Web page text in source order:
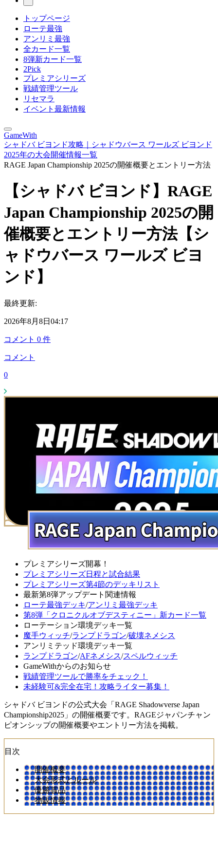
トップページ
ローテ最強
アンリミ最強
全カード一覧
8弾新カード一覧
2Pick
プレミアシリーズ
戦績管理ツール
リセマラ
イベント最新情報
GameWith
シャドバ ビヨンド攻略｜シャドウバース ワールズ ビヨンド
2025年の大会開催情報一覧
RAGE Japan Championship 2025の開催概要とエントリー方法
【シャドバ ビヨンド】RAGE
Japan Championship 2025の開
催概要とエントリー方法【シ
ャドウバース ワールズ ビヨ
ンド】
最終更新:
2026年8月8日04:17
コメント 0 件
コメント
0
プレミアシリーズ開幕！
プレミアシリーズ日程と試合結果
プレミアシリーズ第4節のデッキリスト
最新第8弾アップデート関連情報
ローテ最強デッキ/アンリミ最強デッキ
第8弾「クロニクルオブデスティニー」新カード一覧
ローテーション環境デッキ一覧
魔手ウィッチ/ランプドラゴン/破壊ネメシス
アンリミテッド環境デッキ一覧
ランプドラゴン/AFネメシス/スペルウィッチ
GameWithからのお知らせ
戦績管理ツールで勝率をチェック！
未経験可&完全在宅！攻略ライター募集！
シャドバ ビヨンドの公式大会「RAGE Shadowverse Japan
Championship2025」の開催概要です。RAGEジャパンチャン
ピオンシップの開催概要やエントリー方法を掲載。
目次
開催概要
大会形式とルール
優勝賞品
物販情報